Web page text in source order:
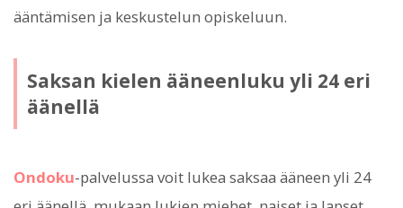
ääntämisen ja keskustelun opiskeluun.
Saksan kielen ääneenluku yli 24 eri
äänellä
Ondoku-palvelussa voit lukea saksaa ääneen yli 24